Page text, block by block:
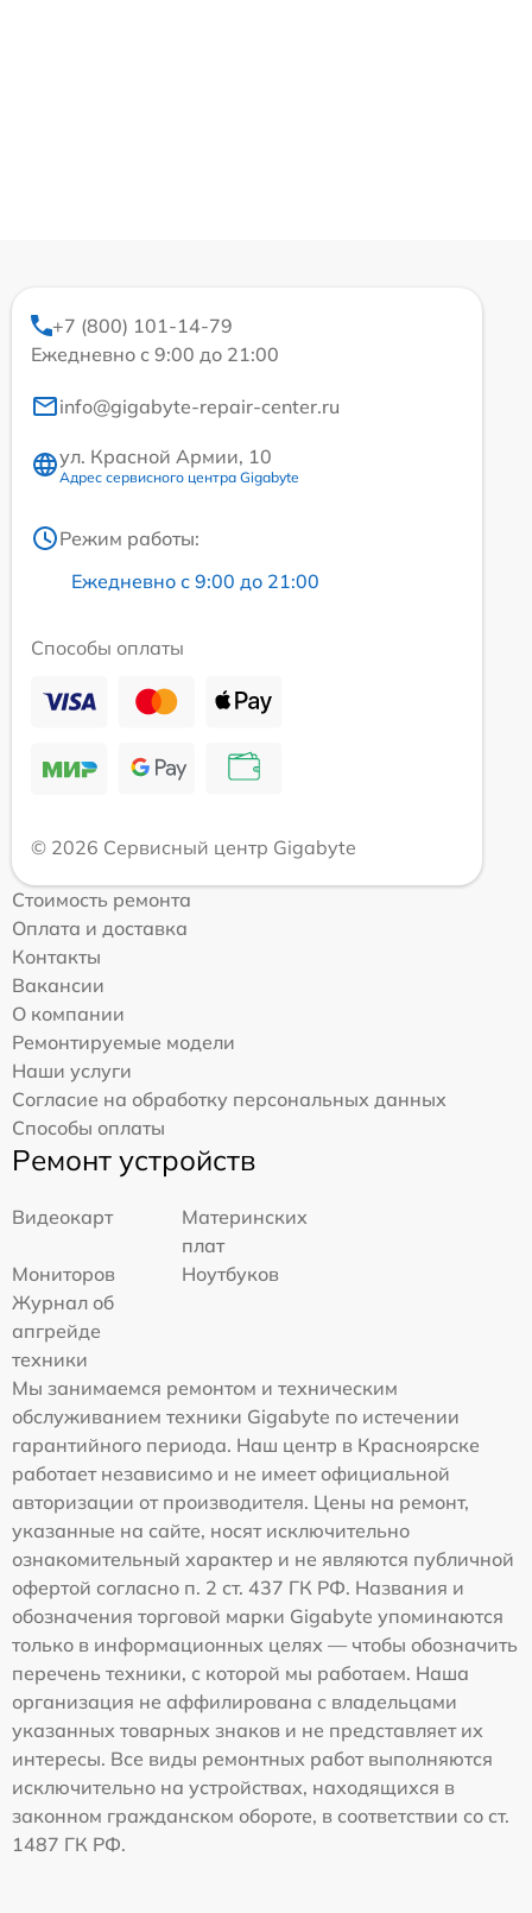
+7 (800) 101-14-79
Ежедневно с 9:00 до 21:00
info@gigabyte-repair-center.ru
ул. Красной Армии, 10
Адрес сервисного центра Gigabyte
Режим работы:
Ежедневно с 9:00 до 21:00
Способы оплаты
© 2026 Сервисный центр Gigabyte
Стоимость ремонта
Оплата и доставка
Контакты
Вакансии
О компании
Ремонтируемые модели
Наши услуги
Согласие на обработку персональных данных
Способы оплаты
Ремонт устройств
Видеокарт
Материнских
плат
Мониторов
Ноутбуков
Журнал об
апгрейде
техники
Мы занимаемся ремонтом и техническим
обслуживанием техники Gigabyte по истечении
гарантийного периода. Наш центр в Красноярске
работает независимо и не имеет официальной
авторизации от производителя. Цены на ремонт,
указанные на сайте, носят исключительно
ознакомительный характер и не являются публичной
офертой согласно п. 2 ст. 437 ГК РФ. Названия и
обозначения торговой марки Gigabyte упоминаются
только в информационных целях — чтобы обозначить
перечень техники, с которой мы работаем. Наша
организация не аффилирована с владельцами
указанных товарных знаков и не представляет их
интересы. Все виды ремонтных работ выполняются
исключительно на устройствах, находящихся в
законном гражданском обороте, в соответствии со ст.
1487 ГК РФ.